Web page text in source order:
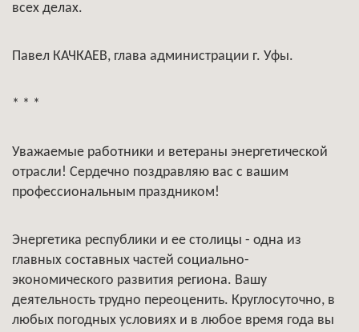
всех делах.
Павел КАЧКАЕВ, глава администрации г. Уфы.
* * *
Уважаемые работники и ветераны энергетической
отрасли! Сердечно поздравляю вас с вашим
профессиональным праздником!
Энергетика республики и ее столицы - одна из
главных составных частей социально-
экономического развития региона. Вашу
деятельность трудно переоценить. Круглосуточно, в
любых погодных условиях и в любое время года вы